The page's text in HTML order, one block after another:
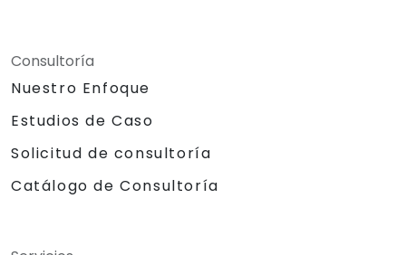
Consultoría
Nuestro Enfoque
Estudios de Caso
Solicitud de consultoría
Catálogo de Consultoría